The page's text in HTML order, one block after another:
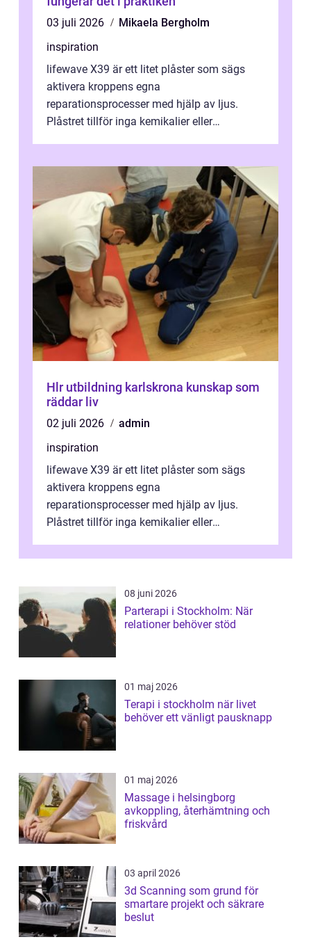
03 juli 2026
Mikaela Bergholm
inspiration
lifewave X39 är ett litet plåster som sägs
aktivera kroppens egna
reparationsprocesser med hjälp av ljus.
Plåstret tillför inga kemikalier eller
Hlr utbildning karlskrona kunskap som
räddar liv
02 juli 2026
admin
inspiration
lifewave X39 är ett litet plåster som sägs
aktivera kroppens egna
reparationsprocesser med hjälp av ljus.
Plåstret tillför inga kemikalier eller
ljusbaserad stimula...
08 juni 2026
Parterapi i Stockholm: När
relationer behöver stöd
01 maj 2026
Terapi i stockholm när livet
behöver ett vänligt pausknapp
01 maj 2026
Massage i helsingborg
avkoppling, återhämtning och
friskvård
03 april 2026
3d Scanning som grund för
smartare projekt och säkrare
beslut